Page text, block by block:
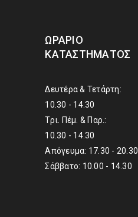
ΩΡΆΡΙΟ
ΚΑΤΑΣΤΉΜΑΤΟΣ
Δευτέρα & Τετάρτη:
10.30 - 14.30
Τρι. Πέμ. & Παρ.:
10.30 - 14.30
Απόγευμα: 17.30 - 20.30
Σάββατο: 10.00 - 14.30